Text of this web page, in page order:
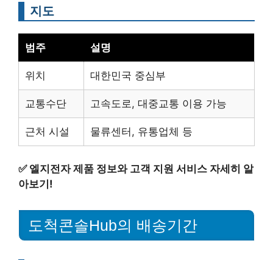
지도
범주 설명
위치 대한민국 중심부
교통수단 고속도로, 대중교통 이용 가능
근처 시설 물류센터, 유통업체 등
✅ 엘지전자 제품 정보와 고객 지원 서비스 자세히 알
아보기!
도척콘솔Hub의 배송기간